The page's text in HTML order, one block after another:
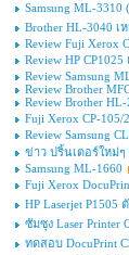
Samsung ML-
Brother HL-3040
Review Fuji Xerox
Review HP CP1025
Review Samsung
Review Brother
Review Brother
Fuji Xerox CP-
Review Samsung
ข่าว ปริ้นเตอร์ใหม่ๆ
Samsung ML-1660
Fuji Xerox
HP Laserjet P1505
ซัมซุง Laser
ทดสอบ DocuPrint